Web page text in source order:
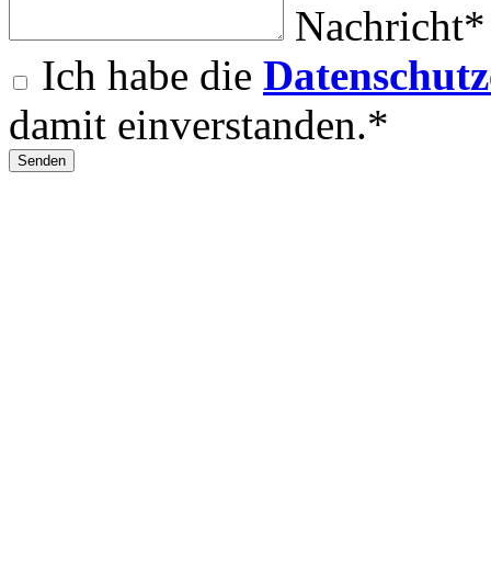
Nachricht*
Ich habe die
damit einverstanden.*
Senden